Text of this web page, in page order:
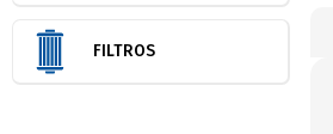
FILTROS